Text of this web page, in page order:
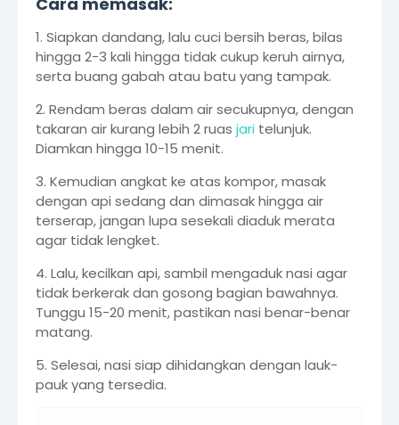
1. Siapkan dandang, lalu cuci bersih beras, bilas
hingga 2-3 kali hingga tidak cukup keruh airnya,
serta buang gabah atau batu yang tampak.
2. Rendam beras dalam air secukupnya, dengan
takaran air kurang lebih 2 ruas jari telunjuk.
Diamkan hingga 10-15 menit.
3. Kemudian angkat ke atas kompor, masak
dengan api sedang dan dimasak hingga air
terserap, jangan lupa sesekali diaduk merata
agar tidak lengket.
4. Lalu, kecilkan api, sambil mengaduk nasi agar
tidak berkerak dan gosong bagian bawahnya.
Tunggu 15-20 menit, pastikan nasi benar-benar
matang.
5. Selesai, nasi siap dihidangkan dengan lauk-
pauk yang tersedia.